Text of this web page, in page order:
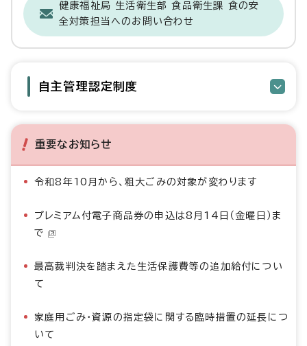
健康福祉局 生活衛生部 食品衛生課 食の安
全対策担当へのお問い合わせ
自主管理認定制度
重要なお知らせ
令和8年10月から、粗大ごみの対象が変わります
プレミアム付電子商品券の申込は8月14日（金曜日）ま
で
最高裁判決を踏まえた生活保護費等の追加給付につい
て
家庭用ごみ・資源の指定袋に関する臨時措置の延長につ
いて